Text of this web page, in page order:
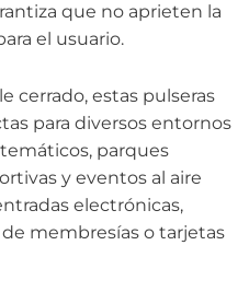
que no aprieten la
el usuario.
cerrado, estas pulseras
para diversos entornos
parques
y eventos al aire
electrónicas,
membresías o tarjetas